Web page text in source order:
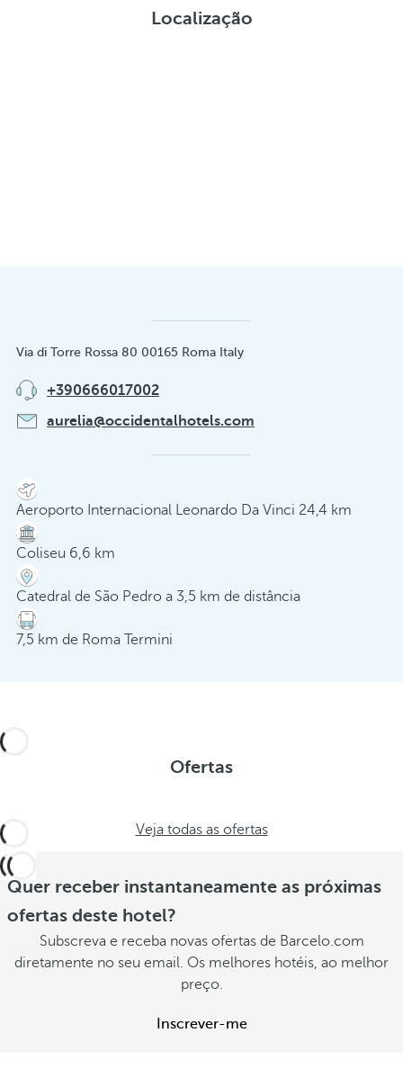
Localização
Via di Torre Rossa 80 00165 Roma Italy
+390666017002
aurelia@occidentalhotels.com
Aeroporto Internacional Leonardo Da Vinci 24,4 km
Coliseu 6,6 km
Catedral de São Pedro a 3,5 km de distância
7,5 km de Roma Termini
Ofertas
Veja todas as ofertas
Quer receber instantaneamente as próximas
ofertas deste hotel?
Subscreva e receba novas ofertas de Barcelo.com
diretamente no seu email. Os melhores hotéis, ao melhor
preço.
Inscrever-me